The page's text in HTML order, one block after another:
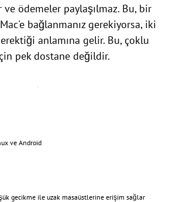
ödemeler paylaşılmaz. Bu, bir
bağlanmanız gerekiyorsa, iki
anlamına gelir. Bu, çoklu
pek dostane değildir.
ve Android
gecikme ile uzak masaüstlerine erişim sağlar